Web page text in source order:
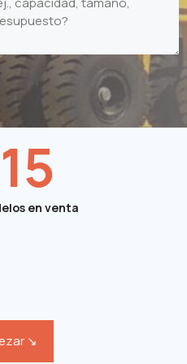
15
en venta
↘